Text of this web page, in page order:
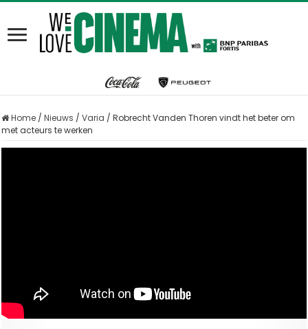
Home / Nieuws / Varia / Robrecht Vanden Thoren vindt het beter om
met acteurs te werken